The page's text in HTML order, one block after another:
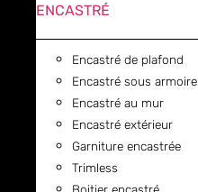
ENCASTRÉ
Encastré de plafond
Encastré sous armoire
Encastré au mur
Encastré extérieur
Garniture encastrée
Trimless